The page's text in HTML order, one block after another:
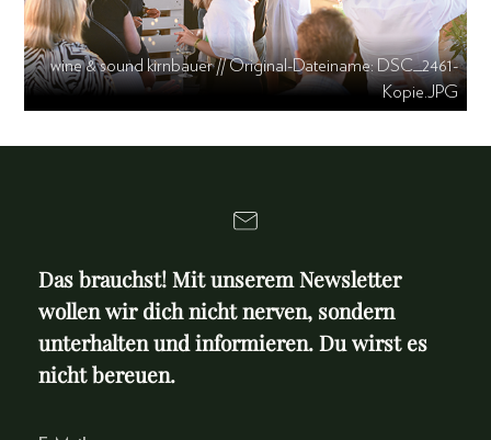
wine & sound kirnbauer // Original-Dateiname: DSC_2461-
Kopie.JPG
Das brauchst! Mit unserem Newsletter
wollen wir dich nicht nerven, sondern
unterhalten und informieren. Du wirst es
nicht bereuen.